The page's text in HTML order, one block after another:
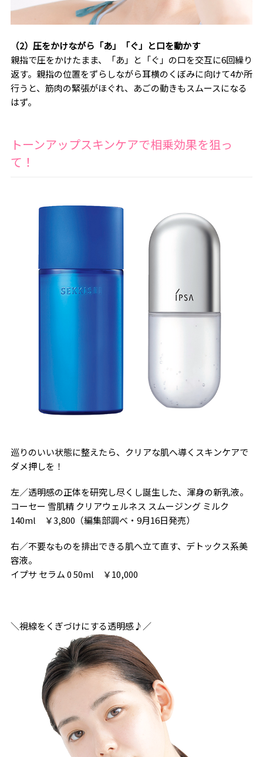
（2）圧をかけながら「あ」「ぐ」と口を動かす
親指で圧をかけたまま、「あ」と「ぐ」の口を交互に6回繰り
返す。親指の位置をずらしながら耳横のくぼみに向けて4か所
行うと、筋肉の緊張がほぐれ、あごの動きもスムースになる
はず。
トーンアップスキンケアで相乗効果を狙っ
て！
巡りのいい状態に整えたら、クリアな肌へ導くスキンケアで
ダメ押しを！
左／透明感の正体を研究し尽くし誕生した、渾身の新乳液。
コーセー 雪肌精 クリアウェルネス スムージング ミルク
140ml ￥3,800（編集部調べ・9月16日発売）
右／不要なものを排出できる肌へ立て直す、デトックス系美
容液。
イプサ セラム 0 50ml ￥10,000
＼視線をくぎづけにする透明感♪／